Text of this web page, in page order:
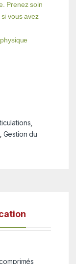
Prenez soin
vous avez
Gestion du